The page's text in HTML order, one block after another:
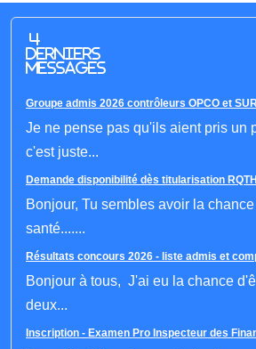
4
derniers
messages
Groupe admis 2026 contrôleurs OPCO et
Je ne pense pas qu'ils aient pris un
c'est juste...
Demande disponibilité dès titularisation RQTH
Bonjour, Tu sembles avoir la
santé.......
Résultats concours 2026 - liste admis et
Bonjour à tous, J'ai eu la chance
deux...
Inscription - Examen Pro Inspecteur des